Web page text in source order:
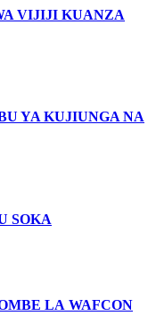
VIJIJI KUANZA
YA KUJIUNGA NA
SOKA
LA WAFCON